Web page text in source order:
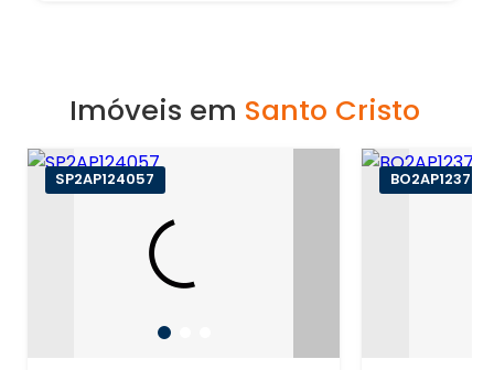
Imóveis em Santo Cristo
SP2AP124057 BO2AP123775